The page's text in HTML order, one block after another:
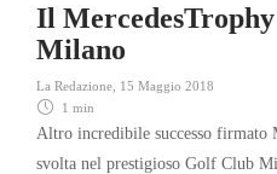
Il
Milano
La Redazione 15 Maggio 2018
1 min
Altro incredibile successo firmato
svolta nel prestigioso Golf Club